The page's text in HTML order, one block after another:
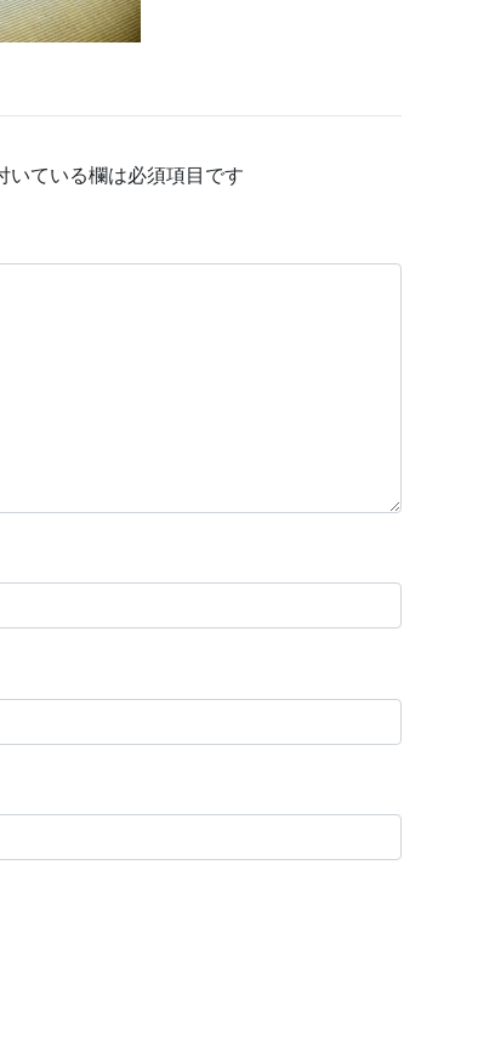
いている欄は必須項目です